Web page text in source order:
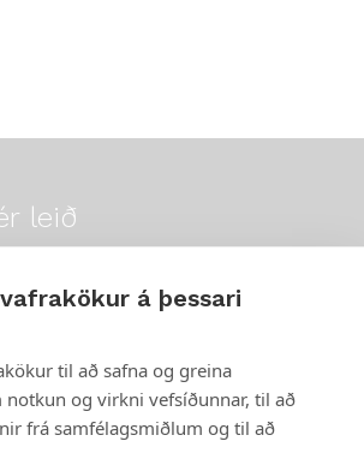
á þessari
til að safna og greina
notkun og virkni vefsíðunnar, til að
frá samfélagsmiðlum og til að
leið